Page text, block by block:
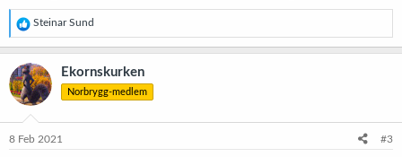
R
e
a
k
s
j
o
e
Steinar Sund
Ekornskurken
Norbrygg-medlem
8 Feb 2021 #3